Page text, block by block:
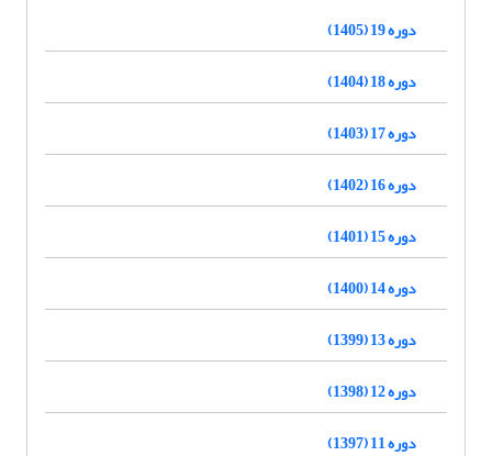
دوره 19 (1405)
دوره 18 (1404)
دوره 17 (1403)
دوره 16 (1402)
دوره 15 (1401)
دوره 14 (1400)
دوره 13 (1399)
دوره 12 (1398)
دوره 11 (1397)